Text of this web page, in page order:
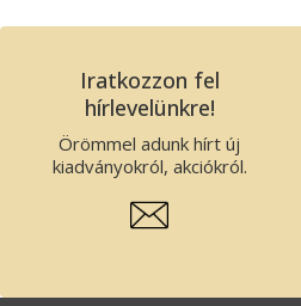
Iratkozzon fel
hírlevelünkre!
Örömmel adunk hírt új
kiadványokról, akciókról.